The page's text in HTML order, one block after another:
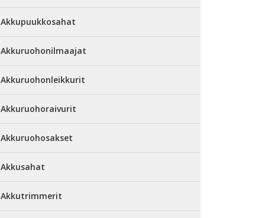
Akkupuukkosahat
Akkuruohonilmaajat
Akkuruohonleikkurit
Akkuruohoraivurit
Akkuruohosakset
Akkusahat
Akkutrimmerit